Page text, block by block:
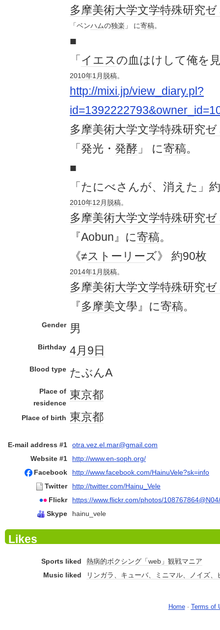
多摩美術大学文学特殊研究ゼ
「ベンハムの独楽 」 に寄稿。
■
「 イエスの血はけして俺を
2010年1月 脱稿。
http://mixi.jp/view_diary.pl?
多摩美術大学文学特殊研究ゼ
「発光・ 発酵 」 に寄稿。
■
「たにべさんが、消えた」
2010年12月 脱稿。
多摩美術大学文学特殊研究ゼ
『Aobun』に寄稿。
《≠ストーリーズ》 約90枚
2014年1月 脱稿。
多摩美術大学文学特殊研究ゼ
『多摩美文學』に寄稿。
Gender 男
Birthday 4月9日
Blood type たぶんA
Place of
residence
東京都
Place of birth 東京都
E-mail address #1
otra.vez.el.mar@gmail.com
Website #1
http://www.en-soph.org/
Facebook
http://www.facebook.com/HainuVele?sk=info
Twitter
http://twitter.com/Hainu_Vele
Flickr
https://www.flickr.com/photos/108767864@N04/
Skype
hainu_vele
Likes
Sports liked
熱病的ボクシング「web」観戦マニア
Music liked
リンガラ、キューバ、ミニマル、ノイズ、
Home- Terms of